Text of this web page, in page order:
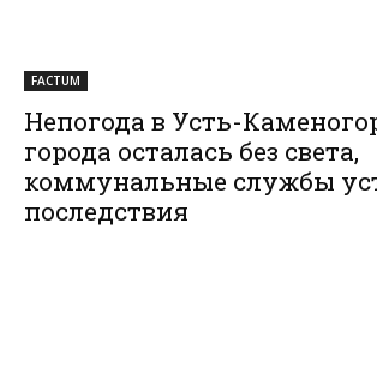
FACTUM
Непогода в Усть-
города осталась без света,
коммунальные службы
последствия